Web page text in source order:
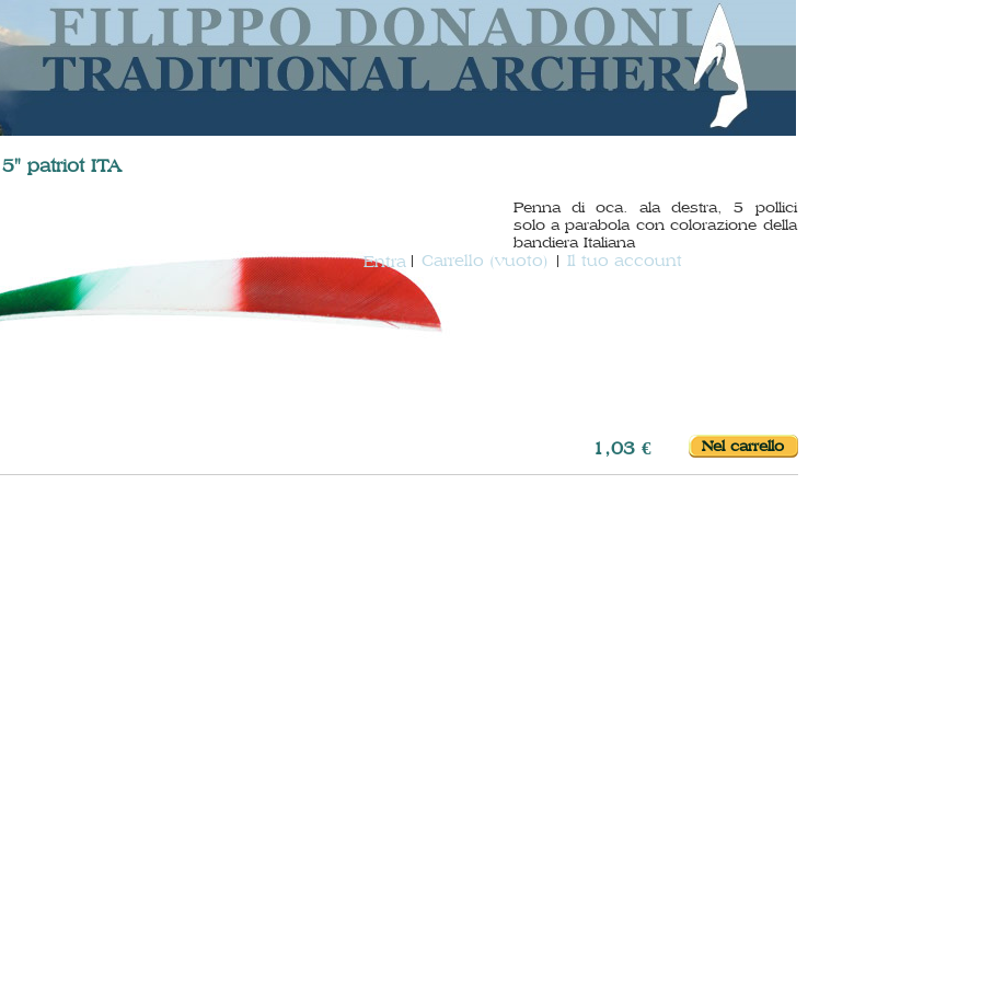
Carrello (vuoto) Il tuo account
Entra
patriot ITA
Penna di oca. ala destra, 5 pollici
solo a parabola con colorazione della
bandiera Italiana
1,03 €